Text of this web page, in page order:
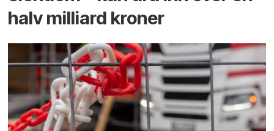
halv milliard kroner